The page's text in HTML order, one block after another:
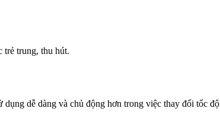
trẻ trung, thu hút.
dễ dàng và chủ động hơn trong việc thay đổi tốc độ